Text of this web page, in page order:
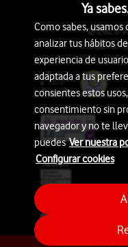
© 2026
Avda.
Ya
Como sabes, usamos
analizar tus hábitos
experiencia de
adaptada a tus
consientes estos
consentimiento sin
navegador y no te
puedesVer nuestra
Configurar cookies